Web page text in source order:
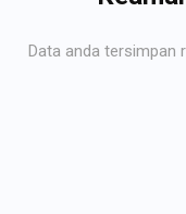
Data anda tersimpan